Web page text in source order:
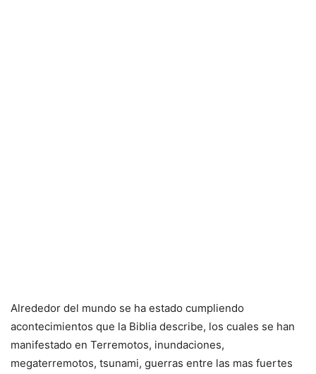
Alrededor del mundo se ha estado cumpliendo
acontecimientos que la Biblia describe, los cuales se han
manifestado en Terremotos, inundaciones,
megaterremotos, tsunami, guerras entre las mas fuertes